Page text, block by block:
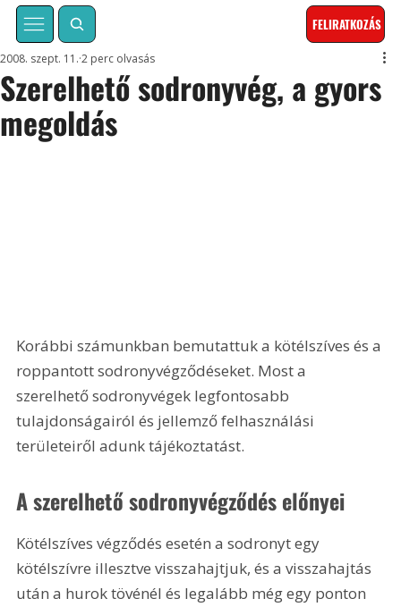
FELIRATKOZÁS
Szerelhető sodronyvég, a gyors
megoldás
2008. szept. 11. 2 perc olvasás
Korábbi számunkban bemutattuk a kötélszíves és a
roppantott sodronyvégződéseket. Most a
szerelhető sodronyvégek legfontosabb
tulajdonságairól és jellemző felhasználási
területeiről adunk tájékoztatást.
A szerelhető sodronyvégződés előnyei
Kötélszíves végződés esetén a sodronyt egy
kötélszívre illesztve visszahajtjuk, és a visszahajtás
után a hurok tövénél és legalább még egy ponton